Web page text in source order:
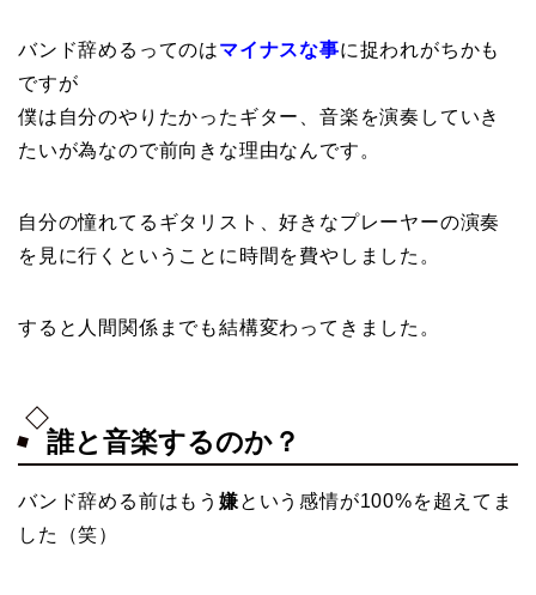
バンド辞めるってのはマイナスな事に捉われがちかも
ですが
僕は自分のやりたかったギター、音楽を演奏していき
たいが為なので前向きな理由なんです。
自分の憧れてるギタリスト、好きなプレーヤーの演奏
を見に行くということに時間を費やしました。
すると人間関係までも結構変わってきました。
誰と音楽するのか？
バンド辞める前はもう 嫌という感情が100%を超えてま
した（笑）